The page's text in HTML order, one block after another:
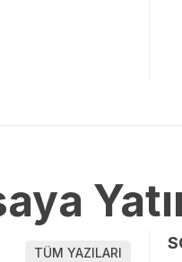
TÜM YAZILARI